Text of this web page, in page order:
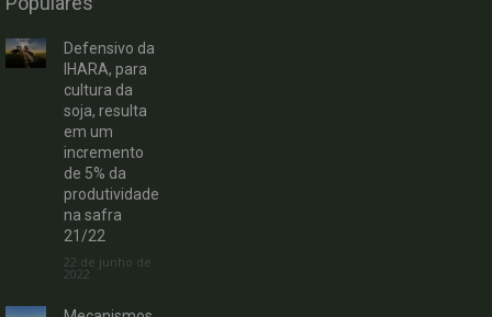
Defensivo da
IHARA, para
cultura da
soja, resulta
em um
incremento
de 5% da
produtividade
na safra
21/22
22 de junho de
2022